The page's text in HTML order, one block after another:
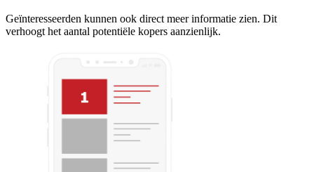
Geïnteresseerden kunnen ook direct meer informatie zien. Dit
verhoogt het aantal potentiële kopers aanzienlijk.